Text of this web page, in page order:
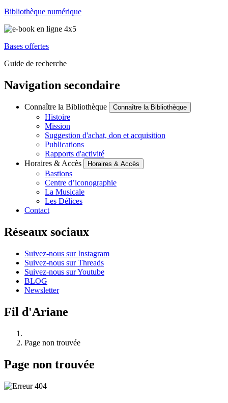
Bibliothèque numérique
Bases offertes
Guide de recherche
Navigation secondaire
Connaître la Bibliothèque Connaître la Bibliothèque
Histoire
Mission
Suggestion d'achat, don et acquisition
Publications
Rapports d'activité
Horaires & Accès
Horaires & Accès
Bastions
Centre d’iconographie
La Musicale
Les Délices
Contact
Réseaux sociaux
Suivez-nous sur Instagram
Suivez-nous sur Threads
Suivez-nous sur Youtube
BLOG
Newsletter
Fil d'Ariane
Page non trouvée
Page non trouvée